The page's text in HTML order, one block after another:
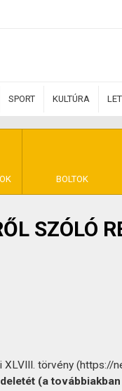
SPORT KULTÚRA
BOLTOK
SZÓLÓ
törvény (https://
(a továbbiakban